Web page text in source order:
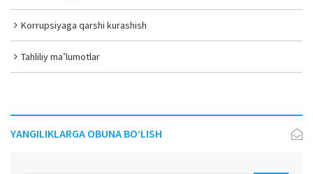
Korrupsiyaga qarshi kurashish
Tahliliy ma’lumotlar
YANGILIKLARGA OBUNA BO‘LISH